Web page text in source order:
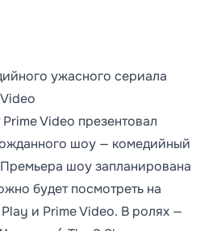
ужасного сериала
Video презентовал
шоу — комедийный
шоу запланирована
будет посмотреть на
и Prime Video. В ролях —